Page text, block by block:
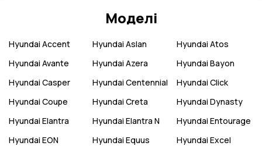
Моделі
Hyundai Accent Hyundai Aslan Hyundai Atos
Hyundai Avante Hyundai Azera Hyundai Bayon
Hyundai Casper Hyundai Centennial Hyundai Click
Hyundai Coupe Hyundai Creta Hyundai Dynasty
Hyundai Elantra Hyundai Elantra N Hyundai Entourage
Hyundai EON Hyundai Equus Hyundai Excel